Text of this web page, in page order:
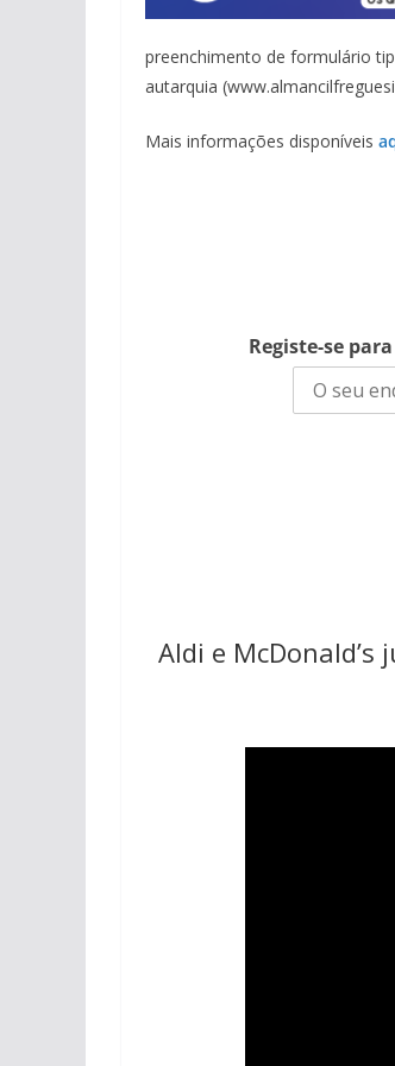
preenchimento de formulário
autarquia
Mais informações disponíveis
Registe-se
Aldi e